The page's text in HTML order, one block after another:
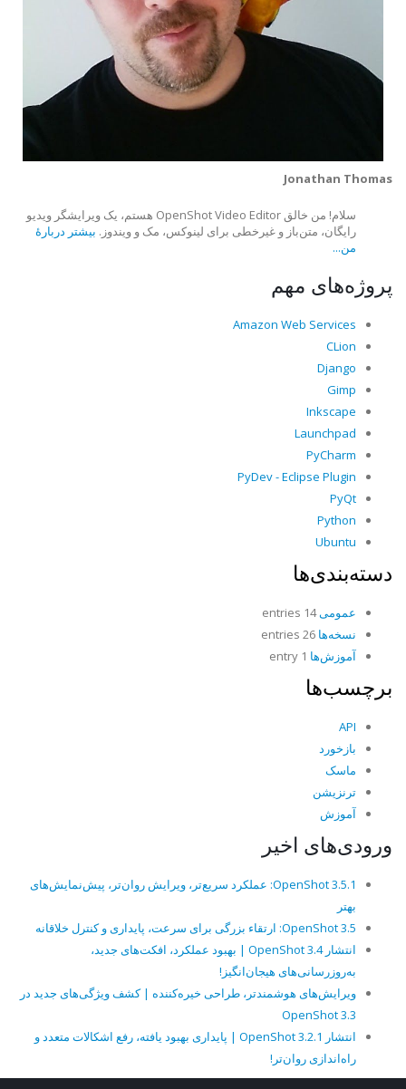
Jonathan Thomas
سلام! من خالق OpenShot Video Editor هستم، یک ویرایشگر ویدیو
رایگان، متن‌باز و غیرخطی برای لینوکس، مک و ویندوز. بیشتر دربارهٔ
من...
پروژه‌های مهم
Amazon Web Services
CLion
Django
Gimp
Inkscape
Launchpad
PyCharm
PyDev - Eclipse Plugin
PyQt
Python
Ubuntu
دسته‌بندی‌ها
عمومی14 entries
نسخه‌ها
آموزش‌ها
برچسب‌ها
API
بازخورد
ماسک
ترنزیشن
آموزش
ورودی‌های اخیر
OpenShot 3.5.1: عملکرد سریع‌تر، ویرایش روان‌تر، پیش‌نمایش‌های
بهتر
OpenShot 3.5: ارتقاء بزرگی برای سرعت، پایداری و کنترل خلاقانه
انتشار OpenShot 3.4 | بهبود عملکرد، افکت‌های جدید،
به‌روزرسانی‌های هیجان‌انگیز!
ویرایش‌های هوشمندتر، طراحی خیره‌کننده | کشف ویژگی‌های جدید در
OpenShot 3.3
انتشار OpenShot 3.2.1 | پایداری بهبود یافته، رفع اشکالات متعدد و
راه‌اندازی روان‌تر!